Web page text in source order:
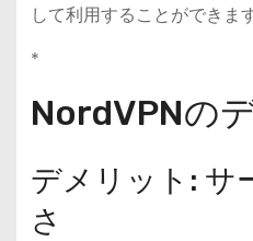
して利用することができます
*
NordVPNの
デメリット: サ
さ